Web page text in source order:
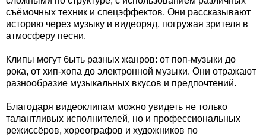
съёмочных техник и спецэффектов. Они рассказывают
историю через музыку и видеоряд, погружая зрителя в
атмосферу песни.
Клипы могут быть разных жанров: от поп-музыки до
рока, от хип-хопа до электронной музыки. Они отражают
разнообразие музыкальных вкусов и предпочтений.
Благодаря видеоклипам можно увидеть не только
талантливых исполнителей, но и профессиональных
режиссёров, хореографов и художников по